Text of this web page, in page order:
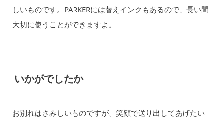
しいものです。PARKERには替えインクもあるので、長い間
大切に使うことができますよ。
いかがでしたか
お別れはさみしいものですが、笑顔で送り出してあげたい